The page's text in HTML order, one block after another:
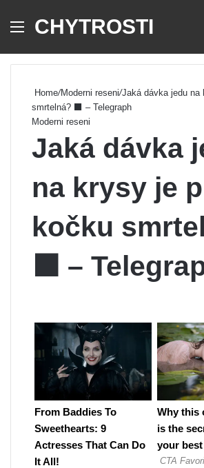
Menu
CHYTROSTI
Home/Moderni reseni/Jaká dávka jedu na
smrtelná? ‍⬛ – Telegraph
Moderni reseni
Jaká dávka
na krysy je
kočku
‍⬛ –